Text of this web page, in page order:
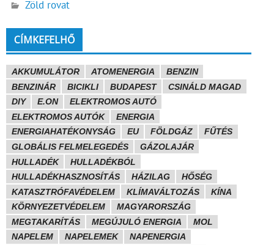
Zöld rovat
CÍMKEFELHŐ
AKKUMULÁTOR ATOMENERGIA
BENZIN
BENZINÁR
BICIKLI BUDAPEST
CSINÁLD MAGAD
DIY
E.ON
ELEKTROMOS AUTÓ
ELEKTROMOS AUTÓK
ENERGIA
ENERGIAHATÉKONYSÁG
EU FÖLDGÁZ
FŰTÉS
GLOBÁLIS FELMELEGEDÉS
GÁZOLAJÁR
HULLADÉK
HULLADÉKBÓL
HULLADÉKHASZNOSÍTÁS
HÁZILAG
HŐSÉG
KATASZTRÓFAVÉDELEM
KLÍMAVÁLTOZÁS
KÍNA
KÖRNYEZETVÉDELEM
MAGYARORSZÁG
MEGTAKARÍTÁS
MEGÚJULÓ ENERGIA
MOL
NAPELEM
NAPELEMEK
NAPENERGIA